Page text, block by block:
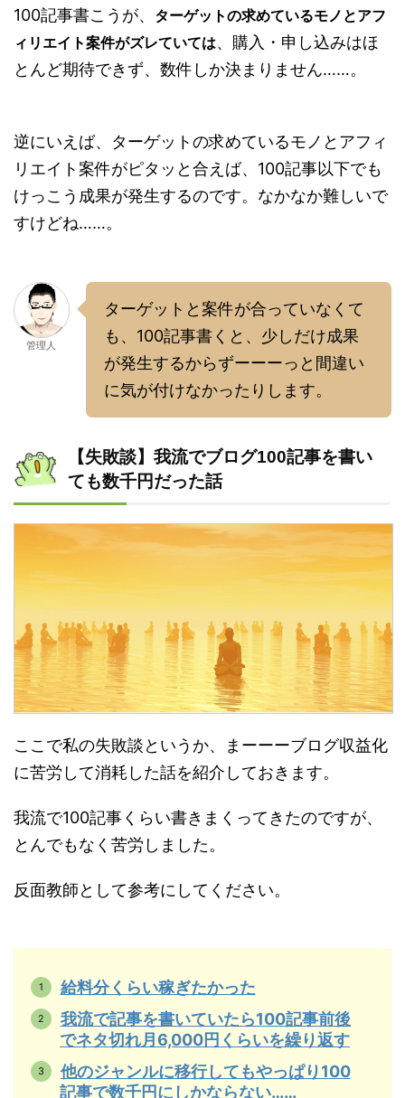
100記事書こうが、 ターゲットの求めているモノとアフ
ィリエイト案件がズレていては、購入・申し込みはほ
とんど期待できず、数件しか決まりません……。
逆にいえば、ターゲットの求めているモノとアフィ
リエイト案件がピタッと合えば、100記事以下でも
けっこう成果が発生するのです。なかなか難しいで
すけどね……。
管理人
ターゲットと案件が合っていなくて
も、100記事書くと、少しだけ成果
が発生するからずーーーっと間違い
に気が付けなかったりします。
【失敗談】我流でブログ100記事を書い
ても数千円だった話
ここで私の失敗談というか、まーーーブログ収益化
に苦労して消耗した話を紹介しておきます。
我流で100記事くらい書きまくってきたのですが、
とんでもなく苦労しました。
反面教師として参考にしてください。
給料分くらい稼ぎたかった
我流で記事を書いていたら100記事前後
でネタ切れ月6,000円くらいを繰り返す
他のジャンルに移行してもやっぱり100
記事で数千円にしかならない……